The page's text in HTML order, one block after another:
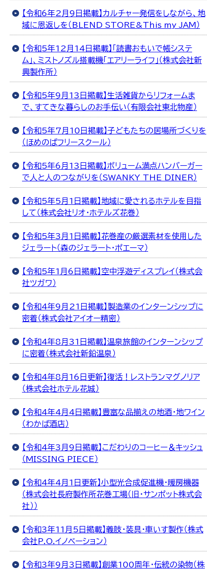
【令和6年2月9日掲載】カルチャー発信をしながら、地
域に恩返しを（BLEND STORE&This my JAM）
【令和5年12月14日掲載】「読書おもいで帳システ
ム」、ミストノズル搭載機「エアリーライフ」（株式会社新
興製作所）
【令和5年9月13日掲載】生活雑貨からリフォームま
で、すてきな暮らしのお手伝い（有限会社東北物産）
【令和5年7月10日掲載】子どもたちの居場所づくりを
（ほめのばフリースクール）
【令和5年6月13日掲載】ボリューム満点ハンバーガー
で人と人のつながりを（SWANKY THE DINER）
【令和5年5月1日掲載】地域に愛されるホテルを目指
して（株式会社リオ・ホテルズ花巻）
【令和5年3月1日掲載】花巻産の厳選素材を使用した
ジェラート（森のジェラート・ポエーマ）
【令和5年1月6日掲載】空中浮遊ディスプレイ（株式会
社ツガワ）
【令和4年9月21日掲載】製造業のインターンシップに
密着（株式会社アイオー精密）
【令和4年8月31日掲載】温泉旅館のインターンシップ
に密着（株式会社新鉛温泉）
【令和4年8月16日更新】復活！レストランマグノリア
（株式会社ホテル花城）
【令和4年4月4日掲載】豊富な品揃えの地酒・地ワイン
（わかば酒店）
【令和4年3月9日掲載】こだわりのコーヒー＆キッシュ
（MISSING PIECE）
【令和4年4月1日更新】小型光合成促進機・暖房機器
（株式会社長府製作所花巻工場（旧・サンポット株式会
社））
【令和3年11月5日掲載】義肢・装具・車いす製作（株式
会社P.O.イノベーション）
【令和3年9月3日掲載】創業100周年・伝統の染物（株